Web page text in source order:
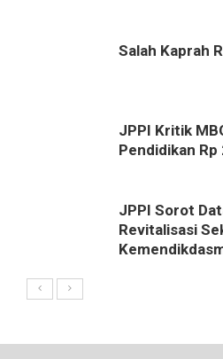
Salah Kaprah
JPPI Kritik
Pendidikan
JPPI Sorot
Revitalisasi